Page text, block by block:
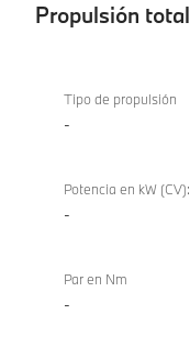
Propulsión total
totalTipo de propulsión
-
Potencia en kW (CV):
-
Par en Nm
-